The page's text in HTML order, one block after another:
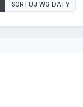
SORTUJ WG DATY